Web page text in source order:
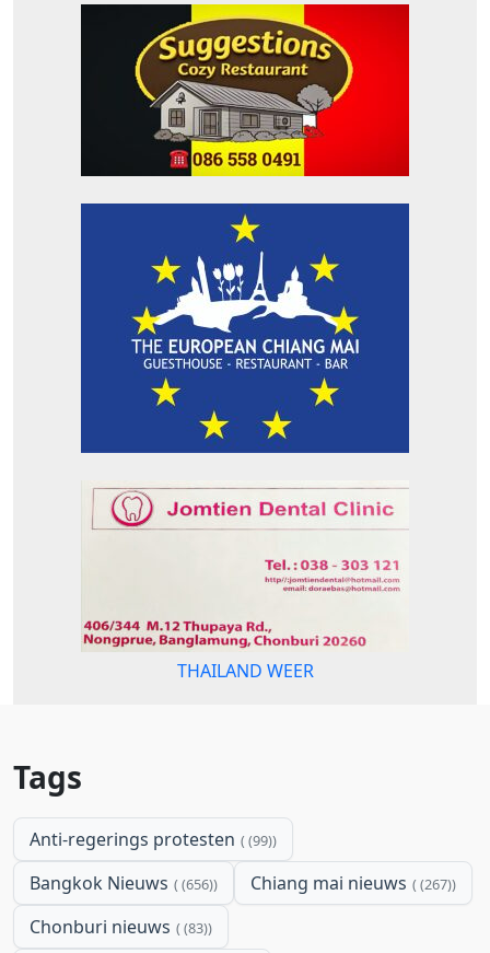
THAILAND WEER
Tags
Anti-regerings protesten (99)
Bangkok Nieuws (656) Chiang mai nieuws (267)
Chonburi nieuws (83)